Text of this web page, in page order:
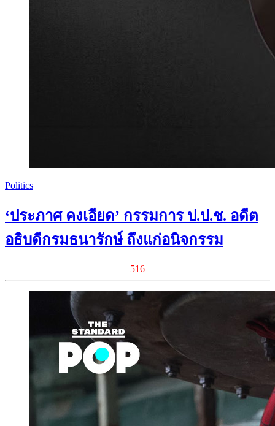
Politics
‘ประภาศ คงเอียด’ กรรมการ ป.ป.ช. อดีต
อธิบดีกรมธนารักษ์ ถึงแก่อนิจกรรม
516